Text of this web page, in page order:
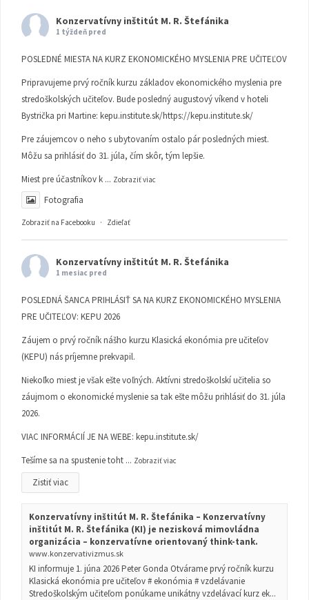
Konzervatívny inštitút M. R. Štefánika
1 týždeň pred
POSLEDNÉ MIESTA NA KURZ EKONOMICKÉHO MYSLENIA PRE UČITEĽOV
Pripravujeme prvý ročník kurzu základov ekonomického myslenia pre
stredoškolských učiteľov. Bude posledný augustový víkend v hoteli
Bystrička pri Martine: kepu.institute.sk/https://kepu.institute.sk/
Pre záujemcov o neho s ubytovaním ostalo pár posledných miest.
Môžu sa prihlásiť do 31. júla, čím skôr, tým lepšie.
Miest pre účastníkov k ... Zobraziť viac
Fotografia
Zobraziť na Facebooku · Zdieľať
Konzervatívny inštitút M. R. Štefánika
1 mesiac pred
POSLEDNÁ ŠANCA PRIHLÁSIŤ SA NA KURZ EKONOMICKÉHO MYSLENIA
PRE UČITEĽOV: KEPU 2026
Záujem o prvý ročník nášho kurzu Klasická ekonómia pre učiteľov
(KEPU) nás príjemne prekvapil.
Niekoľko miest je však ešte voľných. Aktívni stredoškolskí učitelia so
záujmom o ekonomické myslenie sa tak ešte môžu prihlásiť do 31. júla
2026.
VIAC INFORMÁCIÍ JE NA WEBE: kepu.institute.sk/
Tešíme sa na spustenie toht ... Zobraziť viac
Zistiť viac
Konzervatívny inštitút M. R. Štefánika – Konzervatívny
inštitút M. R. Štefánika (KI) je nezisková mimovládna
organizácia – konzervatívne orientovaný think-tank.
www.konzervativizmus.sk
KI informuje 1. júna 2026 Peter Gonda Otvárame prvý ročník kurzu
Klasická ekonómia pre učiteľov # ekonómia # vzdelávanie
Stredoškolským učiteľom ponúkame unikátny vzdelávací kurz ek...